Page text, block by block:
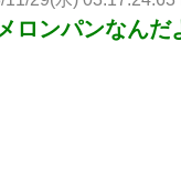
ロンパンなんだ